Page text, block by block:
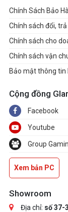
Chính Sách Bảo
Chính sách đổi,
Chính sách cho
Chính sách vận
Bảo mật thông tin
Cộng đồng
Facebook
Youtube
Group
Xem bản PC
Showroom
Địa chỉ: số 37-